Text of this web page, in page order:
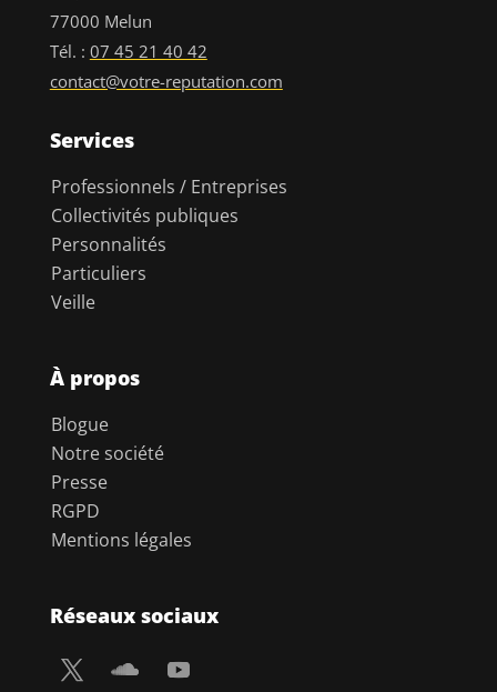
77000 Melun
Tél. : 07 45 21 40 42
contact@votre-reputation.com
Services
Professionnels / Entreprises
Collectivités publiques
Personnalités
Particuliers
Veille
À propos
Blogue
Notre société
Presse
RGPD
Mentions légales
Réseaux sociaux